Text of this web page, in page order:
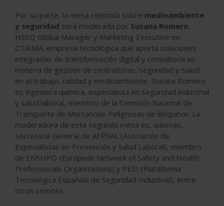
Por su parte, la mesa redonda sobre medioambiente
y seguridad será moderada por Susana Romero,
HSEQ Global Manager y Marketing Executive en
CTAIMA, empresa tecnológica que aporta soluciones
integradas de transformación digital y consultoría en
materia de gestión de contratistas, seguridad y salud
en el trabajo, calidad y medioambiente. Susana Romero
es ingeniera química, especialista en seguridad industrial
y salud laboral, miembro de la Comisión Nacional de
Transporte de Mercancías Peligrosas de Bequinor. La
moderadora de esta segunda mesa es, además,
secretaria General de AEPSAL (Asociación de
Especialistas en Prevención y Salud Laboral), miembro
de ENSHPO (European Network of Safety and Health
Professionals Organizations) y PESI (Plataforma
Tecnológica Española de Seguridad Industrial), entre
otros comités.